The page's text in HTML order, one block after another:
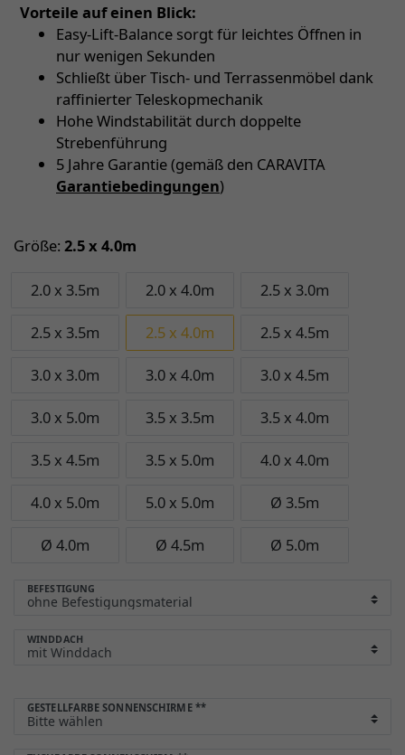
Vorteile auf einen Blick:
Easy-Lift-Balance sorgt für leichtes Öffnen in
nur wenigen Sekunden
Schließt über Tisch- und Terrassenmöbel dank
raffinierter Teleskopmechanik
Hohe Windstabilität durch doppelte
Strebenführung
5 Jahre Garantie (gemäß den CARAVITA
Garantiebedingungen)
Größe: 2.5 x 4.0m
2.0 x 3.5m 2.0 x 4.0m 2.5 x 3.0m
2.5 x 3.5m 2.5 x 4.0m 2.5 x 4.5m
3.0 x 3.0m 3.0 x 4.0m 3.0 x 4.5m
3.0 x 5.0m 3.5 x 3.5m 3.5 x 4.0m
3.5 x 4.5m 3.5 x 5.0m 4.0 x 4.0m
4.0 x 5.0m 5.0 x 5.0m Ø 3.5m
Ø 4.0m Ø 4.5m Ø 5.0m
BEFESTIGUNG
WINDDACH
GESTELLFARBE SONNENSCHIRME **